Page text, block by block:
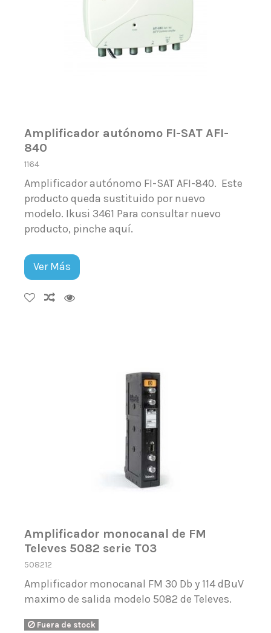
Amplificador autónomo FI-SAT AFI-
840
1164
Amplificador autónomo FI-SAT AFI-840. Este
producto queda sustituido por nuevo
modelo. Ikusi 3461 Para consultar nuevo
producto, pinche aquí.
Ver Más
Amplificador monocanal de FM
Televes 5082 serie T03
508212
Amplificador monocanal FM 30 Db y 114 dBuV
maximo de salida modelo 5082 de Televes.
Fuera de stock